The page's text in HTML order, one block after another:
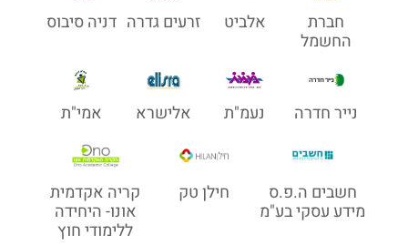
חברת
החשמל
אלביט זרעים גדרה דניה סיבוס
נייר חדרה נעמ"ת אלישרא אמי"ת
חשבים ה.פ.ס
מידע עסקי בע"מ
חילן טק קריה אקדמית
אונו- היחידה
ללימודי חוץ